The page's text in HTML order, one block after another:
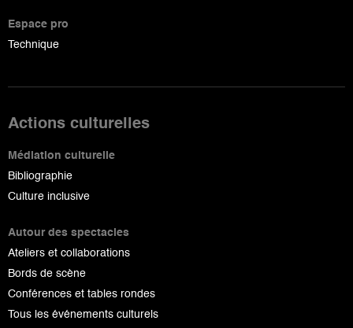
Espace pro
Technique
Actions culturelles
Médiation culturelle
Bibliographie
Culture inclusive
Autour des spectacles
Ateliers et collaborations
Bords de scène
Conférences et tables rondes
Tous les événements culturels